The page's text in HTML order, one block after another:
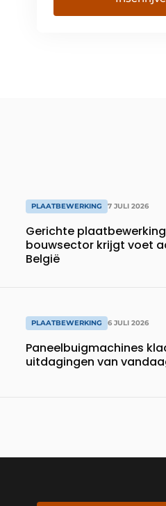
PLAATBEWERKING 7 JULI 2026
Gerichte
bouwsector krijgt voet
België
PLAATBEWERKING 6 JULI 2026
Paneelbuigmachines
uitdagingen van